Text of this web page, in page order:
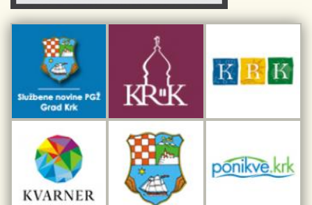
Kulturno-turistička ruta Putovima Frankopana
Dar iz Krka
Interpretacijski centar pomorske baštine